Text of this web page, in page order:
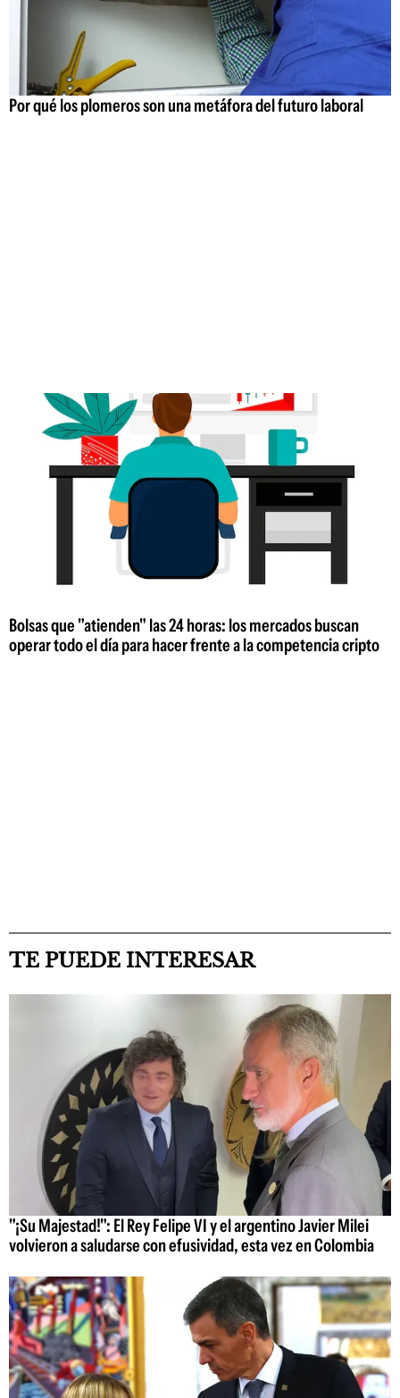
Por qué los plomeros son una metáfora del futuro laboral
Bolsas que "atienden" las 24 horas: los mercados buscan
operar todo el día para hacer frente a la competencia cripto
TE PUEDE INTERESAR
"¡Su Majestad!": El Rey Felipe VI y el argentino Javier Milei
volvieron a saludarse con efusividad, esta vez en Colombia